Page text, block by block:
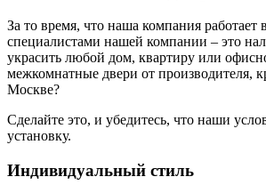
За то время, что наша компания
специалистами нашей компании – это
украсить любой дом, квартиру или
межкомнатные двери от производителя,
Москве?
Сделайте это, и убедитесь, что наши
установку.
Индивидуальный стиль